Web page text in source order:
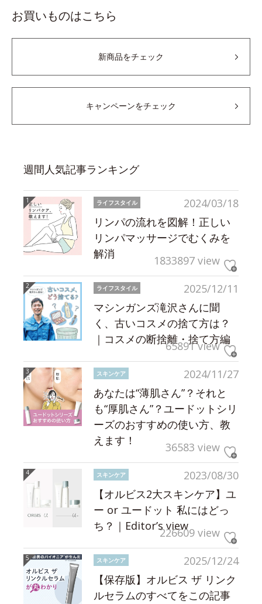
お買いものはこちら
新商品をチェック
キャンペーンをチェック
週間人気記事ランキング
2024/03/18
ライフスタイル
リンパの流れを図解！正しい
リンパマッサージでむくみを
解消
1833897 view
2025/12/11
ライフスタイル
マシンガンズ滝沢さんに聞
く、古いコスメの捨て方は？
｜コスメの断捨離・捨て方編
65891 view
2024/11/27
スキンケア
あなたは“薄肌さん”？それと
も“厚肌さん”？ユードットシリ
ーズのおすすめの使い方、教
えます！
36583 view
2023/08/30
スキンケア
【オルビス2大スキンケア】ユ
ー or ユードット 私にはどっ
ち？｜Editor’s view226609 view
2025/12/24
スキンケア
【保存版】オルビス ザ リンク
ルセラムのすべてをこの記事